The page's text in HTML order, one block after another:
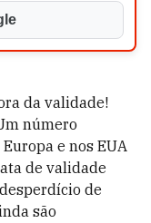
da validade!
número
e nos EUA
de validade
de
são